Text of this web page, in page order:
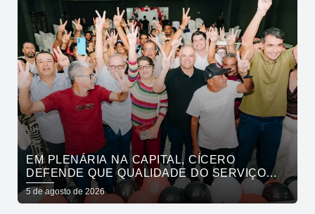
EM PLENÁRIA NA CAPITAL, CÍCERO
DEFENDE QUE QUALIDADE DO SERVIÇO
PÚBLICO ESTADUAL SUPERE O DA
INICIATIVA PRIVADA
5 de agosto de 2026